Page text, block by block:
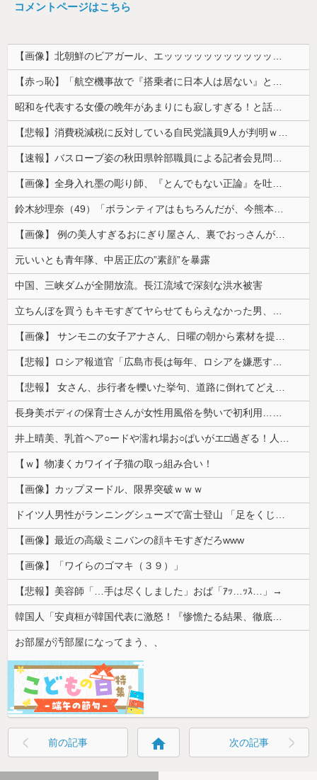
コメントページはこちら
【画像】北朝鮮のビアガール、エッッッッッッッッッッッッッッッッッ！
【赤っ恥】「航空機事故で『搭乗者に日本人は居ない』という発表は嫌い。人間として同じ価値だと思う」→ツッコミ殺到も「自分が気に入らないと思った」と...
昭和を代表する女優の晩年があまりにも寂しすぎる！と話題に、自身の子供を餓死する寸前までネグレクトした挙句……
【悲報】消費税減税に反対している自民党議員9人が判明ｗｗｗｗｗｗ
【速報】バスローブ姿の秋田県幹部職員による記者会見問題、ラブホテルからの参加だと特定「体調が優れなかったため...」とは何だったのか
【画像】全身入れ墨の彫り師、『とんでもない正論』を吐いて30万再生されてしまうｗｗｗｗｗｗｗ
鈴木紗理奈（49）「ボランティアはもちろんだが、今熊本へ旅行に行くことも支援になる」
【画像】 例の美人すぎるおにぎり屋さん、裏でおっさんが握っていたｗｗｗｗｗｗｗｗｗｗｗｗｗｗｗｗｗ
元いいとも青年隊、中居正広の”素顔”を暴露
中国、三峡ダムが全開放流。長江流域で深刻な洪水被害
立ちんぼを買うもキモすぎてヤらせてもらえなかった男、代わりの足コキでまさかの大量身寸米青ｗｗｗ
【画像】 サンモニの女子アナさん、日曜の朝から素材を提供してしまう
【悲報】ロシア報道官「広島市長は毎年、ロシアを嫌悪する『偽りの呪文』を繰り返し、日本人をゾンビ化させている」と主張
【悲報】 女さん、歩行者を轢いた挙句、道路に倒れてどえらいことになってしまうw w w w w w w
長身美ボディの保育士さんが女性用風俗を勢いで初利用…子供に絶対見せられないメスの顔でイキまくり。
井上晴美、乳首ヘア○ードや濡れ場お○ぱいがエ□過ぎる！人生最後のラスト写真集、最高！！
【ｗ】物凄くカワイイ子猫の取っ組み合い！
【画像】カップヌードル、限界突破ｗｗｗ
ドイツ人男性がランニングシューズで富士登山 「足をくじいて動けない」
【画像】最近の高級ミニバンの顔キモすぎだろwww
【画像】「ワイらのゴマキ（３９）」
【悲報】美容師「…手は尽くしました」おば「ｱｯ…ｯｽ…」→
韓国人「安貞桓が韓国代表に激怒！『惨憺たる結果、徹底的な刷新が必要だ』と監督や協会を痛烈批判」
お部屋が汚部屋になってまう、、
前の記事 home 次の記事